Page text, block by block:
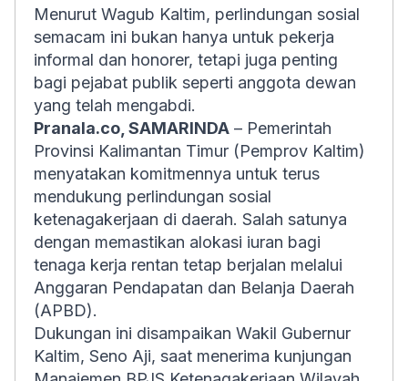
Menurut Wagub Kaltim, perlindungan sosial
semacam ini bukan hanya untuk pekerja
informal dan honorer, tetapi juga penting
bagi pejabat publik seperti anggota dewan
yang telah mengabdi.
Pranala.co, SAMARINDA – Pemerintah
Provinsi Kalimantan Timur (Pemprov Kaltim)
menyatakan komitmennya untuk terus
mendukung perlindungan sosial
ketenagakerjaan di daerah. Salah satunya
dengan memastikan alokasi iuran bagi
tenaga kerja rentan tetap berjalan melalui
Anggaran Pendapatan dan Belanja Daerah
(APBD).
Dukungan ini disampaikan Wakil Gubernur
Kaltim, Seno Aji, saat menerima kunjungan